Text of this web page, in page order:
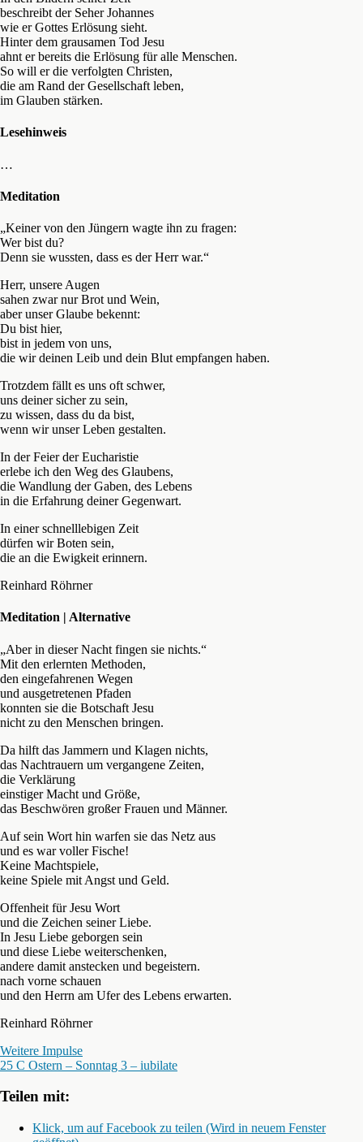
beschreibt der Seher Johannes
wie er Gottes Erlösung sieht.
Hinter dem grausamen Tod Jesu
ahnt er bereits die Erlösung für alle Menschen.
So will er die verfolgten Christen,
die am Rand der Gesellschaft leben,
im Glauben stärken.
Lesehinweis
…
Meditation
„Keiner von den Jüngern wagte ihn zu fragen:
Wer bist du?
Denn sie wussten, dass es der Herr war.“
Herr, unsere Augen
sahen zwar nur Brot und Wein,
aber unser Glaube bekennt:
Du bist hier,
bist in jedem von uns,
die wir deinen Leib und dein Blut empfangen haben.
Trotzdem fällt es uns oft schwer,
uns deiner sicher zu sein,
zu wissen, dass du da bist,
wenn wir unser Leben gestalten.
In der Feier der Eucharistie
erlebe ich den Weg des Glaubens,
die Wandlung der Gaben, des Lebens
in die Erfahrung deiner Gegenwart.
In einer schnelllebigen Zeit
dürfen wir Boten sein,
die an die Ewigkeit erinnern.
Reinhard Röhrner
Meditation | Alternative
„Aber in dieser Nacht fingen sie nichts.“
Mit den erlernten Methoden,
den eingefahrenen Wegen
und ausgetretenen Pfaden
konnten sie die Botschaft Jesu
nicht zu den Menschen bringen.
Da hilft das Jammern und Klagen nichts,
das Nachtrauern um vergangene Zeiten,
die Verklärung
einstiger Macht und Größe,
das Beschwören großer Frauen und Männer.
Auf sein Wort hin warfen sie das Netz aus
und es war voller Fische!
Keine Machtspiele,
keine Spiele mit Angst und Geld.
Offenheit für Jesu Wort
und die Zeichen seiner Liebe.
In Jesu Liebe geborgen sein
und diese Liebe weiterschenken,
andere damit anstecken und begeistern.
nach vorne schauen
und den Herrn am Ufer des Lebens erwarten.
Reinhard Röhrner
Weitere Impulse
25 C Ostern – Sonntag 3 – iubilate
Teilen mit:
Klick, um auf Facebook zu teilen (Wird in neuem Fenster